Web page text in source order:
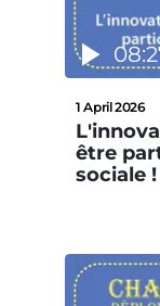
1 April 2026
être
sociale !